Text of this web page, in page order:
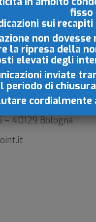
BOLOGNA
– 40129 Bologna
fisso
sui recapiti
non
la ripresa della
elevati degli
inviate
periodo di
cordialmente